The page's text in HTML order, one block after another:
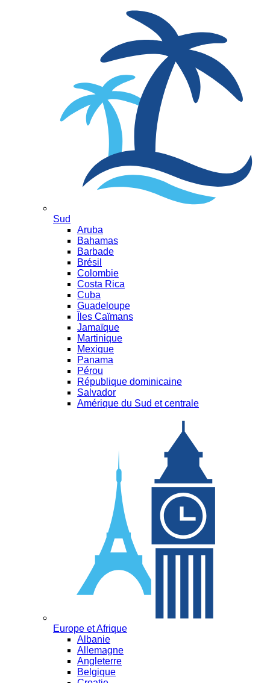
Sud
Aruba
Bahamas
Barbade
Brésil
Colombie
Costa Rica
Cuba
Guadeloupe
Îles Caïmans
Jamaïque
Martinique
Mexique
Panama
Pérou
République dominicaine
Salvador
Amérique du Sud et centrale
Europe et Afrique
Albanie
Allemagne
Angleterre
Belgique